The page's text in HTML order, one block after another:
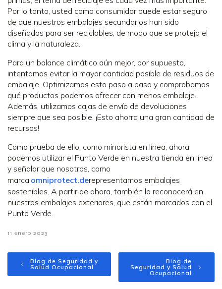
Por lo tanto, usted como consumidor puede estar seguro
de que nuestros embalajes secundarios han sido
diseñados para ser reciclables, de modo que se proteja el
clima y la naturaleza.
Para un balance climático aún mejor, por supuesto,
intentamos evitar la mayor cantidad posible de residuos de
embalaje. Optimizamos esto paso a paso y comprobamos
qué productos podemos ofrecer con menos embalaje.
Además, utilizamos cajas de envío de devoluciones
siempre que sea posible. ¡Esto ahorra una gran cantidad de
recursos!
Como prueba de ello, como minorista en línea, ahora
podemos utilizar el Punto Verde en nuestra tienda en línea
y señalar que nosotros, como
marca, omniprotect.derepresentamos embalajes
sostenibles. A partir de ahora, también lo reconocerá en
nuestros embalajes exteriores, que están marcados con el
Punto Verde.
11 enero 2023
Blog de Seguridad y
Salud Ocupacional
Blog de
Seguridad y Salud
Ocupacional